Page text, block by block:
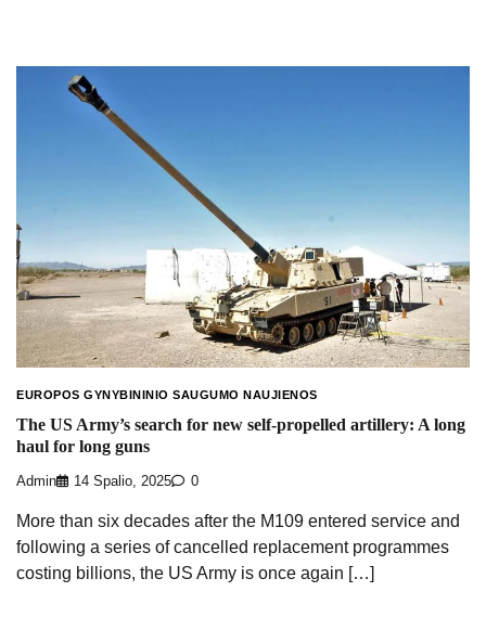
EUROPOS GYNYBININIO SAUGUMO NAUJIENOS
The US Army’s search for new self-propelled artillery: A long
haul for long guns
Admin 14 Spalio, 2025 0
More than six decades after the M109 entered service and
following a series of cancelled replacement programmes
costing billions, the US Army is once again […]